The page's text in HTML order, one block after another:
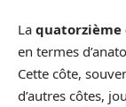
La quatorzième
en termes
Cette côte,
d’autres côtes,